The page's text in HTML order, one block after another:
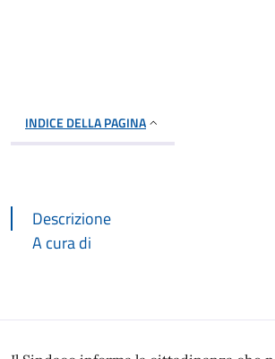
INDICE DELLA PAGINA
Descrizione
A cura di